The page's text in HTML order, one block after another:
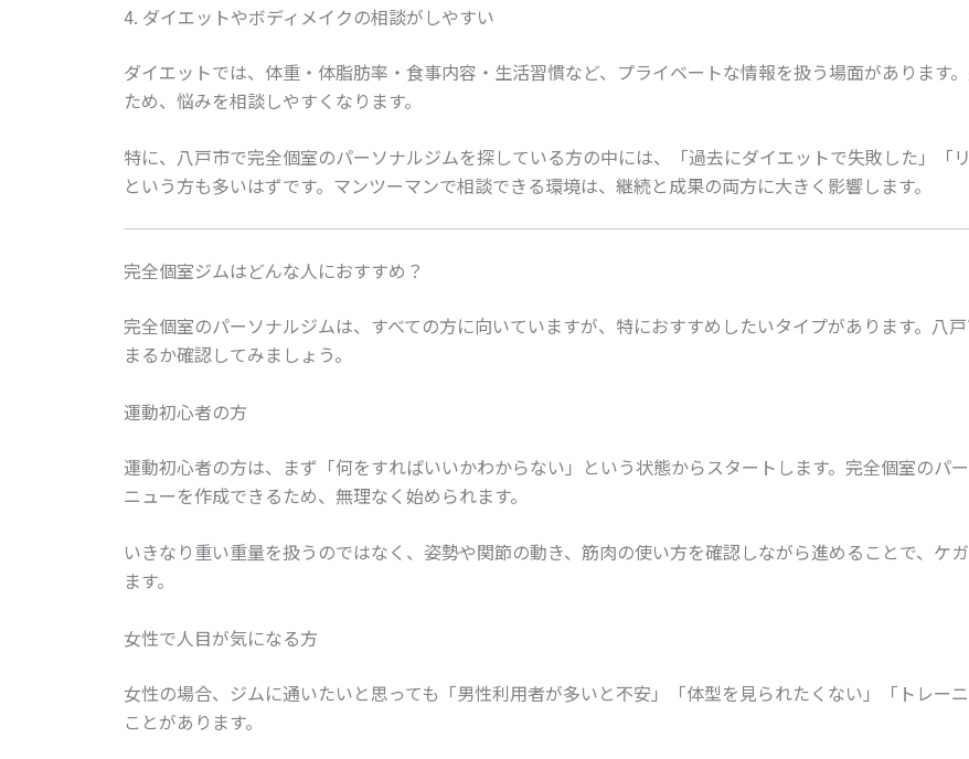
4. ダイエットやボディメイクの相談がしやすい
ダイエットでは、体重・体脂肪率・食事内容・生活習慣など、プライベートな情報を扱う場面があります
ため、悩みを相談しやすくなります。
特に、八戸市で完全個室のパーソナルジムを探している方の中には、「過去にダイエットで失敗した」「
という方も多いはずです。マンツーマンで相談できる環境は、継続と成果の両方に大きく影響します。
完全個室ジムはどんな人におすすめ？
完全個室のパーソナルジムは、すべての方に向いていますが、特におすすめしたいタイプがあります。八
まるか確認してみましょう。
運動初心者の方
運動初心者の方は、まず「何をすればいいかわからない」という状態からスタートします。完全個室のパ
ニューを作成できるため、無理なく始められます。
いきなり重い重量を扱うのではなく、姿勢や関節の動き、筋肉の使い方を確認しながら進めることで、ケ
ます。
女性で人目が気になる方
女性の場合、ジムに通いたいと思っても「男性利用者が多いと不安」「体型を見られたくない」「トレー
ことがあります。